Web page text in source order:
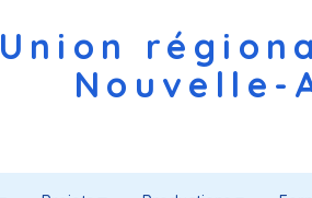
Union
Nouvelle-